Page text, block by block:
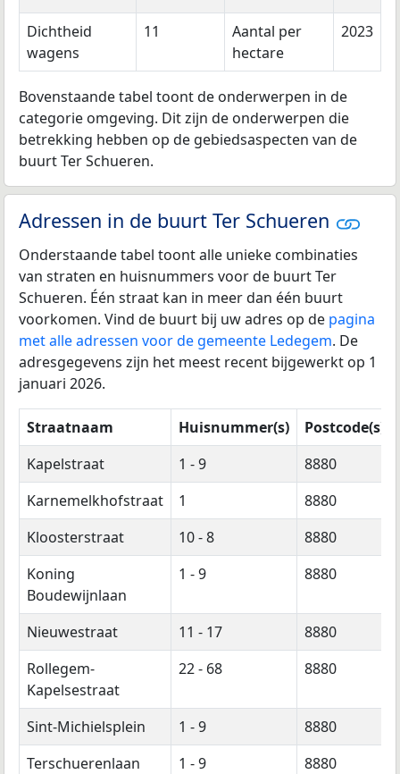
Dichtheid
wagens
11
Aantal per
hectare
2023
Bovenstaande tabel toont de onderwerpen in de
categorie omgeving. Dit zijn de onderwerpen die
betrekking hebben op de gebiedsaspecten van de
buurt Ter Schueren.
Adressen in de buurt Ter Schueren
Onderstaande tabel toont alle unieke combinaties
van straten en huisnummers voor de buurt Ter
Schueren. Één straat kan in meer dan één buurt
voorkomen. Vind de buurt bij uw adres op de pagina
met alle adressen voor de gemeente Ledegem. De
adresgegevens zijn het meest recent bijgewerkt op 1
januari 2026.
Straatnaam Huisnummer(s)
Postcode(s)
Kapelstraat
1 - 9
8880
Karnemelkhofstraat
1
8880
Kloosterstraat
10 - 8
8880
Koning
Boudewijnlaan
1 - 9 8880
Nieuwestraat 11 - 17
8880
Rollegem-
Kapelsestraat
22 - 68 8880
Sint-Michielsplein 1 - 9
8880
Terschuerenlaan
1 - 9
8880